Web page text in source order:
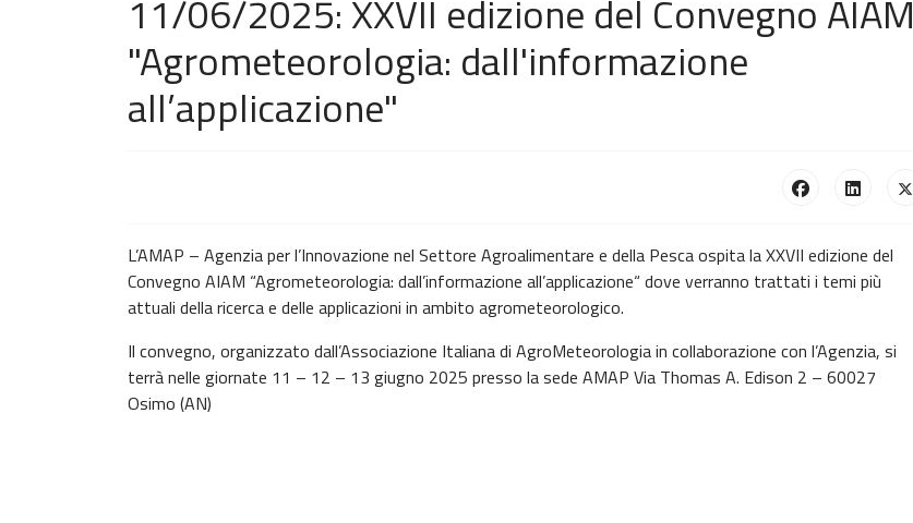
11/06/2025: XXVII edizione del Convegno AIAM
"Agrometeorologia: dall'informazione
all’applicazione"
L’AMAP – Agenzia per l’Innovazione nel Settore Agroalimentare e della Pesca ospita la XXVII edizione del
Convegno AIAM “Agrometeorologia: dall’informazione all’applicazione“ dove verranno trattati i temi più
attuali della ricerca e delle applicazioni in ambito agrometeorologico.
Il convegno, organizzato dall’Associazione Italiana di AgroMeteorologia in collaborazione con l’Agenzia, si
terrà nelle giornate 11 – 12 – 13 giugno 2025 presso la sede AMAP Via Thomas A. Edison 2 – 60027
Osimo (AN)